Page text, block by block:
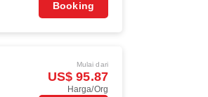
Booking
Mulai dari
US$ 95.87
Harga/Org